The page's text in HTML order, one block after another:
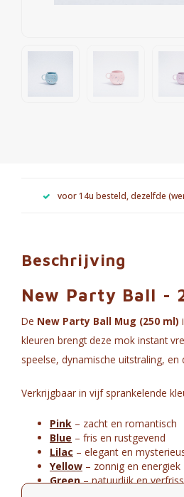
voor 14u besteld, dezelfde
Beschrijving
New Party Ball -
De New Party Ball Mug (250 ml)
kleuren brengt deze mok instant
speelse, dynamische uitstraling,
Verkrijgbaar in vijf sprankelende
Pink – zacht en romantisch
Blue – fris en rustgevend
Lilac – elegant en
Yellow – zonnig en energiek
Green– natuurlijk en